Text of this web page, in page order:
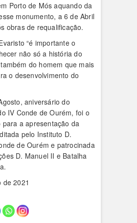
Porto de Mós aquando da
monumento, a 6 de Abril
obras de requalificação.
“é importante o
não só a história do
do homem que mais
o desenvolvimento do
aniversário do
IV Conde de Ourém, foi o
para a apresentação da
pelo Instituto D.
de Ourém e patrocinada
D. Manuel II e Batalha
de 2021